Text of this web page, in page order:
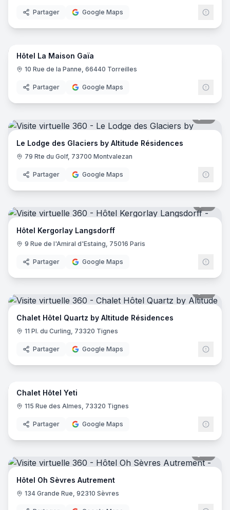
Partager Google Maps
23
Hôtel La Maison Gaïa
10 Rue de la Panne, 66440 Torreilles
Partager Google Maps
Le Lodge des Glaciers by Altitude Résidences
79 Rte du Golf, 73700 Montvalezan
Partager Google Maps
Hôtel Kergorlay Langsdorff
9 Rue de l'Amiral d'Estaing, 75016 Paris
Partager Google Maps
Chalet Hôtel Quartz by Altitude Résidences
11 Pl. du Curling, 73320 Tignes
Partager Google Maps
44
Chalet Hôtel Yeti
115 Rue des Almes, 73320 Tignes
Partager Google Maps
Hôtel Oh Sèvres Autrement
134 Grande Rue, 92310 Sèvres